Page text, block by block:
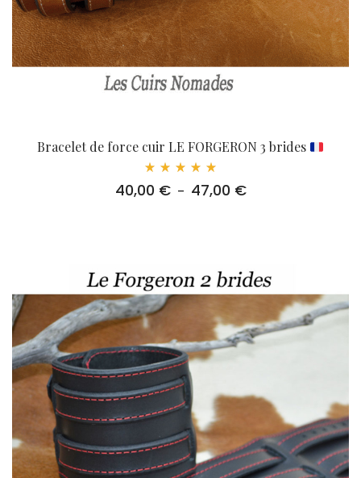
Bracelet de force cuir LE FORGERON 3 brides
5.00
40,00 € – 47,00 €Plage
47,00 €